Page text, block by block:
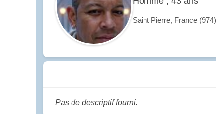
Saint Pierre, France (974)
Pas de descriptif fourni.